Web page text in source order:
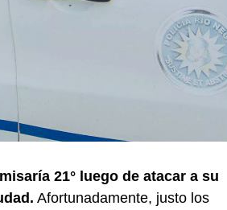
21° luego de atacar a su
Afortunadamente, justo los